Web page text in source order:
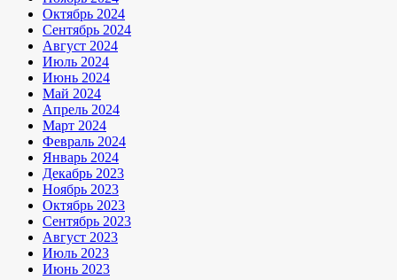
Октябрь 2024
Сентябрь 2024
Август 2024
Июль 2024
Июнь 2024
Май 2024
Апрель 2024
Март 2024
Февраль 2024
Январь 2024
Декабрь 2023
Ноябрь 2023
Октябрь 2023
Сентябрь 2023
Август 2023
Июль 2023
Июнь 2023